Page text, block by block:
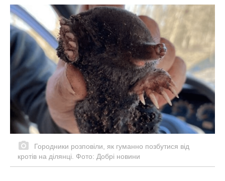
Городники розповіли, як гуманно позбутися від
кротів на ділянці. Фото: Добрі новини